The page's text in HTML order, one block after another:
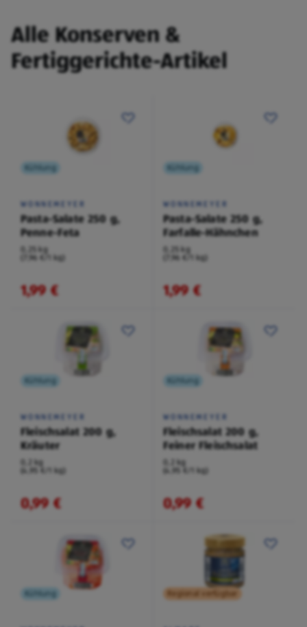
Alle Konserven &
Fertiggerichte-Artikel
Kühlung
WONNEMEYER
Pasta-Salate 250 g,
Penne-Feta
0,25 kg
(7,96 €/1 kg)
1,99 €
Kühlung
WONNEMEYER
Pasta-Salate 250 g,
Farfalle-Hähnchen
0,25 kg
(7,96 €/1 kg)
1,99 €
Kühlung
WONNEMEYER
Fleischsalat 200 g,
Kräuter
0,2 kg
(4,95 €/1 kg)
0,99 €
Kühlung
WONNEMEYER
Fleischsalat 200 g,
Feiner Fleischsalat
0,2 kg
(4,95 €/1 kg)
0,99 €
Kühlung Regional verfügbar